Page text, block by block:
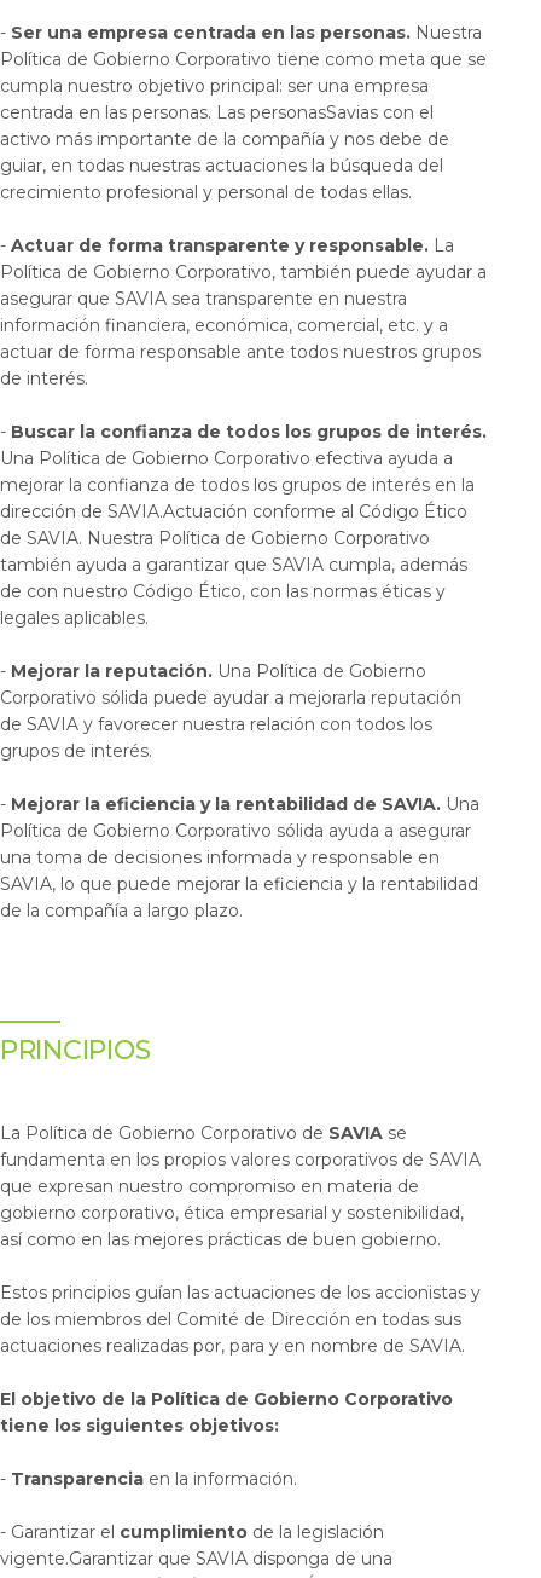
- Ser una empresa centrada en las personas. Nuestra
Política de Gobierno Corporativo tiene como meta que se
cumpla nuestro objetivo principal: ser una empresa
centrada en las personas. Las personasSavias con el
activo más importante de la compañía y nos debe de
guiar, en todas nuestras actuaciones la búsqueda del
crecimiento profesional y personal de todas ellas.
- Actuar de forma transparente y responsable. La
Política de Gobierno Corporativo, también puede ayudar a
asegurar que SAVIA sea transparente en nuestra
información financiera, económica, comercial, etc. y a
actuar de forma responsable ante todos nuestros grupos
de interés.
- Buscar la confianza de todos los grupos de interés.
Una Política de Gobierno Corporativo efectiva ayuda a
mejorar la confianza de todos los grupos de interés en la
dirección de SAVIA.Actuación conforme al Código Ético
de SAVIA. Nuestra Política de Gobierno Corporativo
también ayuda a garantizar que SAVIA cumpla, además
de con nuestro Código Ético, con las normas éticas y
legales aplicables.
- Mejorar la reputación. Una Política de Gobierno
Corporativo sólida puede ayudar a mejorarla reputación
de SAVIA y favorecer nuestra relación con todos los
grupos de interés.
- Mejorar la eficiencia y la rentabilidad de SAVIA. Una
Política de Gobierno Corporativo sólida ayuda a asegurar
una toma de decisiones informada y responsable en
SAVIA, lo que puede mejorar la eficiencia y la rentabilidad
de la compañía a largo plazo.
PRINCIPIOS
La Política de Gobierno Corporativo de SAVIA se
fundamenta en los propios valores corporativos de SAVIA
que expresan nuestro compromiso en materia de
gobierno corporativo, ética empresarial y sostenibilidad,
así como en las mejores prácticas de buen gobierno.
Estos principios guían las actuaciones de los accionistas y
de los miembros del Comité de Dirección en todas sus
actuaciones realizadas por, para y en nombre de SAVIA.
El objetivo de la Política de Gobierno Corporativo
tiene los siguientes objetivos:
- Transparencia en la información.
- Garantizar el cumplimiento de la legislación
vigente.Garantizar que SAVIA disponga de una